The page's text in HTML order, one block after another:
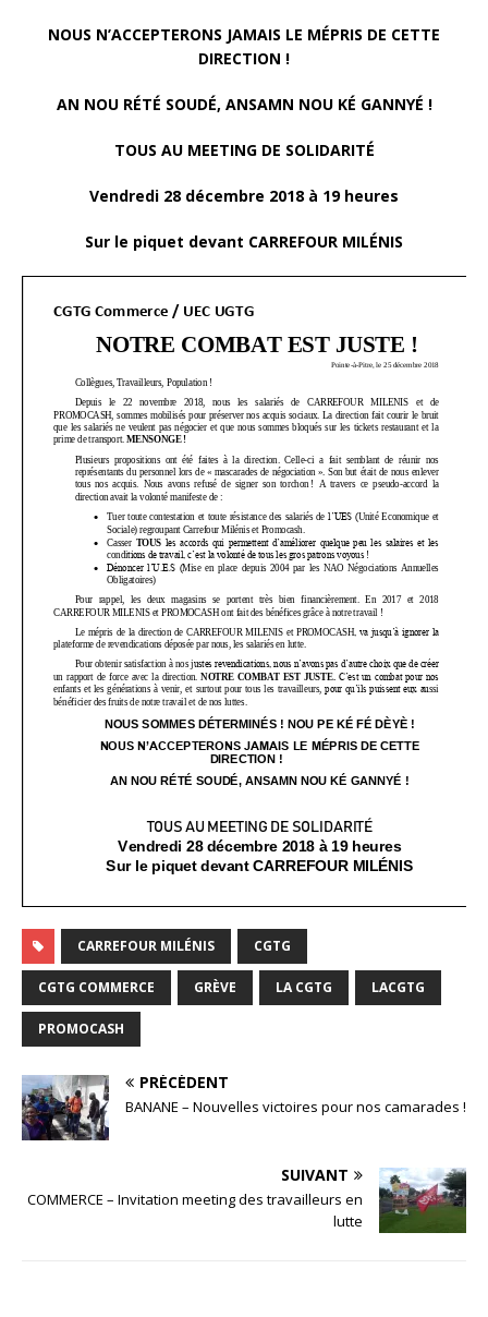
NOUS N’ACCEPTERONS JAMAIS LE MÉPRIS DE CETTE
DIRECTION !
AN NOU RÉTÉ SOUDÉ, ANSAMN NOU KÉ GANNYÉ !
TOUS AU MEETING DE SOLIDARITÉ
Vendredi 28 décembre 2018 à 19 heures
Sur le piquet devant CARREFOUR MILÉNIS
CARREFOUR MILÉNIS CGTG
CGTG COMMERCE GRÈVE LA CGTG LACGTG
PROMOCASH
PRÉCÉDENT
BANANE – Nouvelles victoires pour nos camarades !
SUIVANT
COMMERCE – Invitation meeting des travailleurs en
lutte